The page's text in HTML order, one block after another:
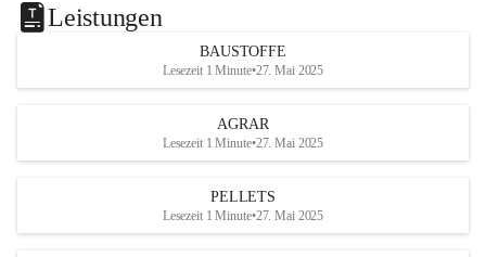
den Bereichen
Beratung, Lager sowie Transport. Für alle Ihre Anliegen
finden wir eine individuelle Lösung.
office@mayer-lipsch.at
Leistungen
BAUSTOFFE
Lesezeit 1 Minute•27. Mai 2025
AGRAR
Lesezeit 1 Minute•27. Mai 2025
PELLETS
Lesezeit 1 Minute•27. Mai 2025